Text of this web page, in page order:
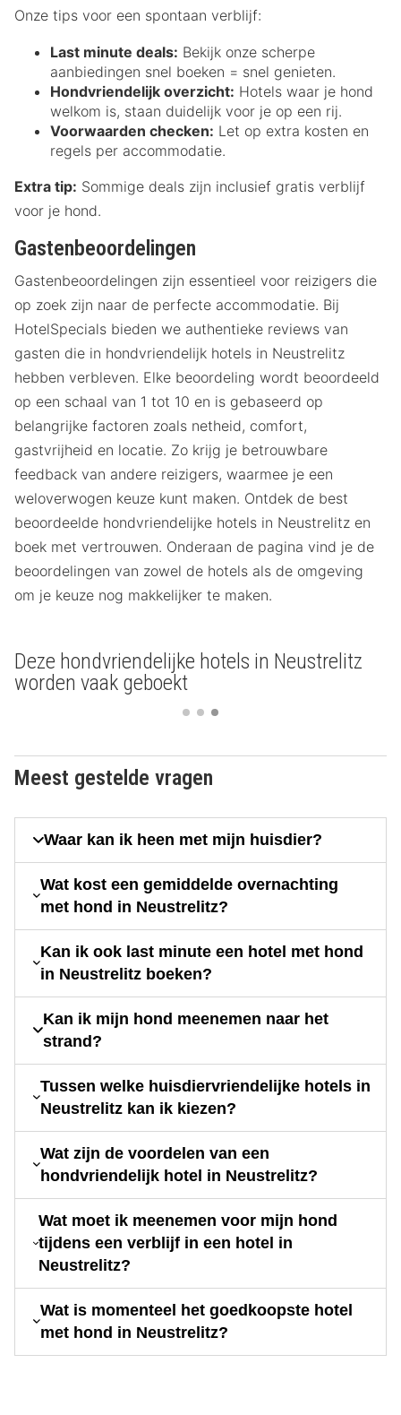
Onze tips voor een spontaan verblijf:
Last minute deals: Bekijk onze scherpe
aanbiedingen snel boeken = snel genieten.
Hondvriendelijk overzicht: Hotels waar je hond
welkom is, staan duidelijk voor je op een rij.
Voorwaarden checken: Let op extra kosten en
regels per accommodatie.
Extra tip: Sommige deals zijn inclusief gratis verblijf
voor je hond.
Gastenbeoordelingen
Gastenbeoordelingen zijn essentieel voor reizigers die
op zoek zijn naar de perfecte accommodatie. Bij
HotelSpecials bieden we authentieke reviews van
gasten die in hondvriendelijk hotels in Neustrelitz
hebben verbleven. Elke beoordeling wordt beoordeeld
op een schaal van 1 tot 10 en is gebaseerd op
belangrijke factoren zoals netheid, comfort,
gastvrijheid en locatie. Zo krijg je betrouwbare
feedback van andere reizigers, waarmee je een
weloverwogen keuze kunt maken. Ontdek de best
beoordeelde hondvriendelijke hotels in Neustrelitz en
boek met vertrouwen. Onderaan de pagina vind je de
beoordelingen van zowel de hotels als de omgeving
om je keuze nog makkelijker te maken.
Deze hondvriendelijke hotels in Neustrelitz
worden vaak geboekt
Meest gestelde vragen
Waar kan ik heen met mijn huisdier?
Wat kost een gemiddelde overnachting
met hond in Neustrelitz?
Kan ik ook last minute een hotel met hond
in Neustrelitz boeken?
Kan ik mijn hond meenemen naar het
strand?
Tussen welke huisdiervriendelijke hotels in
Neustrelitz kan ik kiezen?
Wat zijn de voordelen van een
hondvriendelijk hotel in Neustrelitz?
Wat moet ik meenemen voor mijn hond
tijdens een verblijf in een hotel in
Neustrelitz?
Wat is momenteel het goedkoopste hotel
met hond in Neustrelitz?